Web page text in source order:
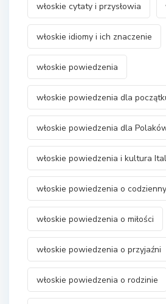
włoskie cytaty i przysłowia
włoskie idiomy i ich znaczenie
włoskie powiedzenia
włoskie powiedzenia dla
włoskie powiedzenia dla
włoskie powiedzenia i kultura
włoskie powiedzenia o
włoskie powiedzenia o miłości
włoskie powiedzenia o przyjaźni
włoskie powiedzenia o rodzinie